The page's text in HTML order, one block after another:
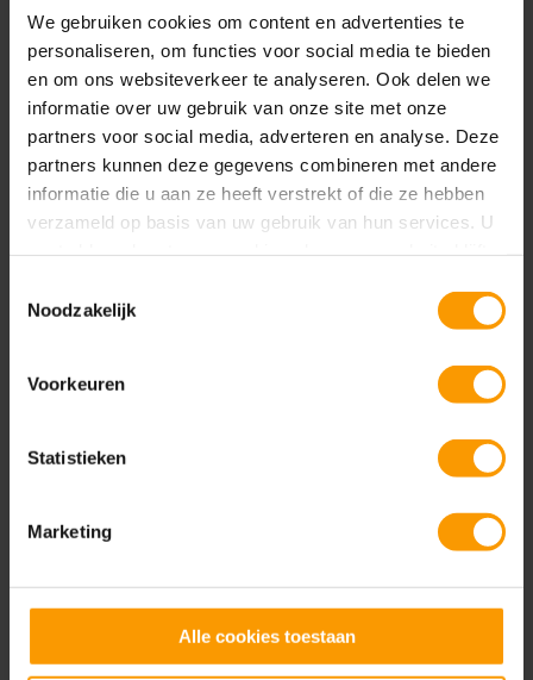
We gebruiken cookies om content en advertenties te
personaliseren, om functies voor social media te bieden
en om ons websiteverkeer te analyseren. Ook delen we
informatie over uw gebruik van onze site met onze
partners voor social media, adverteren en analyse. Deze
partners kunnen deze gegevens combineren met andere
informatie die u aan ze heeft verstrekt of die ze hebben
verzameld op basis van uw gebruik van hun services. U
Noodzakelijk
Voorkeuren
Statistieken
Marketing
Alle cookies toestaan
om snel de informatie op een visitekaartje om te
zetten naar data op een contactpersoon in je CRM
systeem. De juiste velden worden gevuld op een
contactpersoon en je draagt direct bij aan het
opbouwen van het 360° klantbeeld.
Beschikbaar in de mobiele app en web app van
Dynamics 365 sales
Automatisch contactpersonen aanmaken
Automatisch leads aanmaken
Ingebouwde Artificiële intelligentie zorgt ervoor
dat de juiste velden bij een contactpersoon of
lead gevuld worden
Zeer laagdrempelig gebruik waardoor het
aantal geregistreerde contactpersonen zeer
Heel de organisatie kan helpen
marketing doeleinden